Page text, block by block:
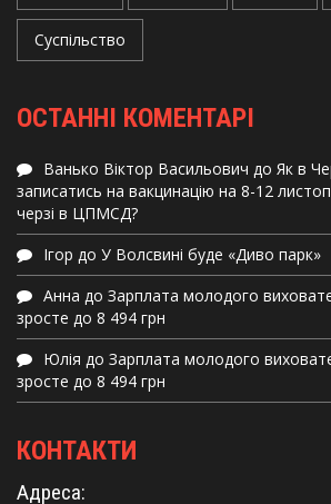
Суспільство
ОСТАННІ КОМЕНТАРІ
Ванько Віктор Васильович до Як в
записатись на вакцинацію на 8-12
черзі в ЦПМСД?
Ігор до У Волсвині буде «Диво парк»
Анна до Зарплата молодого
зросте до 8 494 грн
Юлія до Зарплата молодого
зросте до 8 494 грн
КОНТАКТИ
Адреса: